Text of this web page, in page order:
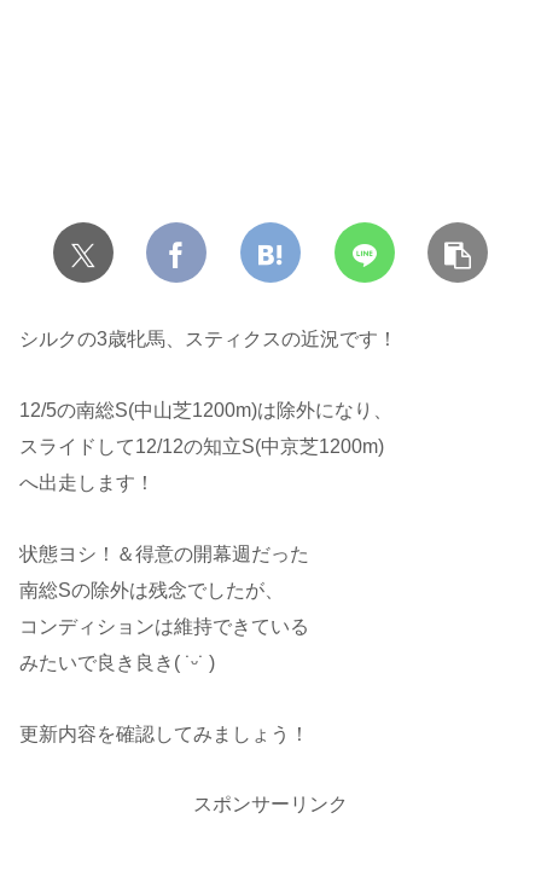
シルクの3歳牝馬、スティクスの近況です！
12/5の南総S(中山芝1200m)は除外になり、
スライドして12/12の知立S(中京芝1200m)
へ出走します！
状態ヨシ！＆得意の開幕週だった
南総Sの除外は残念でしたが、
コンディションは維持できている
みたいで良き良き( ˙ᵕ​˙ )
更新内容を確認してみましょう！
スポンサーリンク